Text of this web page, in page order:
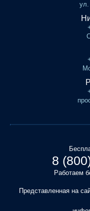
8
Работаем
Представленная на